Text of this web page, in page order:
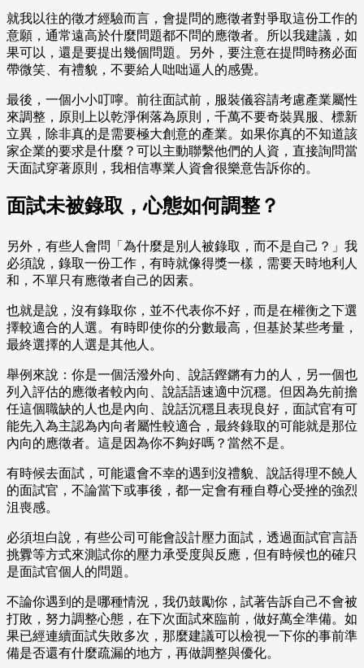
就我以往的徵才經驗而言，會提問的應徵者對爭取這份工作的
意願，通常遠高於什麼問題都不問的應徵者。所以我建議，如
果可以，還是要提出幾個問題。另外，要注意在提問時務必面
帶微笑、有禮貌，不要給人咄咄逼人的感覺。
最後，一個小小叮嚀。前往面試前，服裝儀容請考慮產業屬性
來調整，原則上以乾淨俐落為原則，千萬不要奇裝異服、標新
立異，除非真的是需要極大創意的產業。如果你真的不知道該
家企業的要求是什麼？可以主動聯繫他們的人資，直接詢問當
天面試穿著原則，我相信專業人資會很樂意告訴你的。
面試未被錄取，心態如何調整？
另外，有些人會問「為什麼是別人被錄取，而不是自己？」我
必須說，錄取一份工作，有時就像得獎一樣，需要天時地利人
和，不單只有應徵者自己的因素。
也就是說，沒有錄取你，並不代表你不好，而是在權衡之下選
擇較適合的人選。有時即使你的分數最高，但基於某些考量，
最終選擇的人選是其他人。
舉例來說：你是一個活潑外向、說話鏗鏘有力的人，另一個也
列入評估的應徵者較內向、說話語速適中沉穩。但因為先前擔
任這個職缺的人也是內向、說話沉穩且表現良好，面試官有可
能先入為主認為內向者屬性較適合，最終錄取的可能就是那位
內向的應徵者。這是因為你不夠好嗎？當然不是。
有時候去面試，可能還會不幸的遇到沒禮貌、說話得理不饒人
的面試官，不論當下或事後，都一定會有種自尊心受挫的強烈
沮喪感。
必須坦白說，有些公司可能會設計壓力面試，透過面試官言語
挑釁等方式來測試你的壓力承受度與反應，但有時候也的確只
是面試官個人的問題。
不論你遇到的是哪種情況，我仍鼓勵你，試著告訴自己不會被
打敗，努力調整心態，在下次面試來臨前，做好萬全準備。如
果已經連續面試失敗多次，那麼建議可以檢視一下你的事前準
備是否還有什麼疏漏的地方，再做調整與優化。